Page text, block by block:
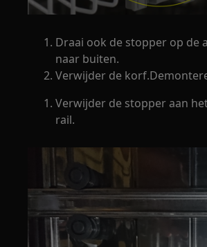
Draai ook de stopper op de
naar buiten.
Verwijder de
Verwijder de stopper aan
rail.